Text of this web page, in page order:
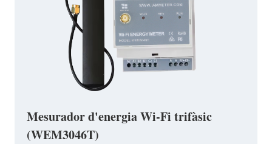
Mesurador d'energia Wi-Fi trifàsic
(WEM3046T)